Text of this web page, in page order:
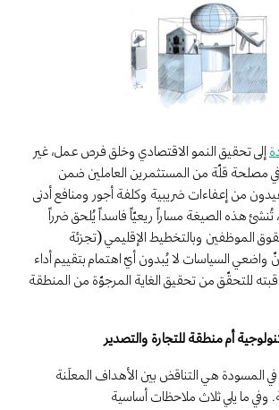
إلى تحقيق النمو الاقتصادي وخلق فرص عمل، غير
مصلحة قلّة من المستثمرين العاملين ضمن
من إعفاءات ضريبية وكلفة أجور ومنافع أدنى
تُنشئ هذه الصيغة مساراً ريعيّاً فاسداً يُلحق ضرراً
الموظفين وبالتخطيط الإقليمي (تجزئة
واضعي السياسات لا يُبدون أيّ اهتمام بتقييم أداء
للتحقّق من تحقيق الغاية المرجوّة من المنطقة
أم منطقة للتجارة والتصدير؟
المسودة هي التناقض بين الأهداف المعلَنة
ما يلي ثلاث ملاحظات أساسية